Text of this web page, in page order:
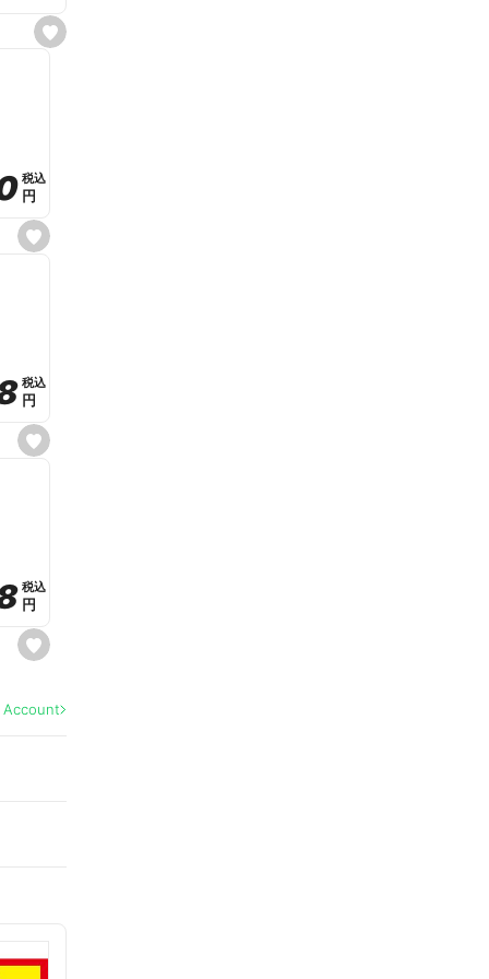
s
e
s
e
e
税込
税込
円
円
s
e
e
税込
税込
円
円
s
e
a
税込
税込
円
円